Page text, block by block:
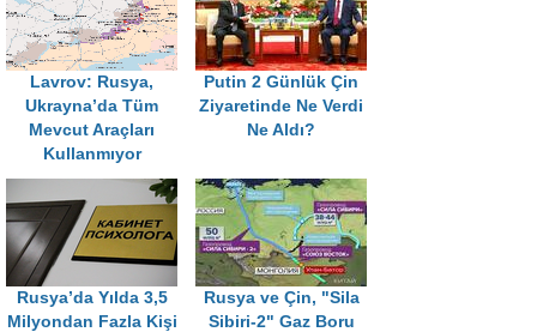
Lavrov: Rusya,
Ukrayna’da Tüm
Mevcut Araçları
Kullanmıyor
Putin 2 Günlük Çin
Ziyaretinde Ne Verdi
Ne Aldı?
Rusya’da Yılda 3,5
Milyondan Fazla Kişi
Rusya ve Çin, "Sila
Sibiri-2" Gaz Boru